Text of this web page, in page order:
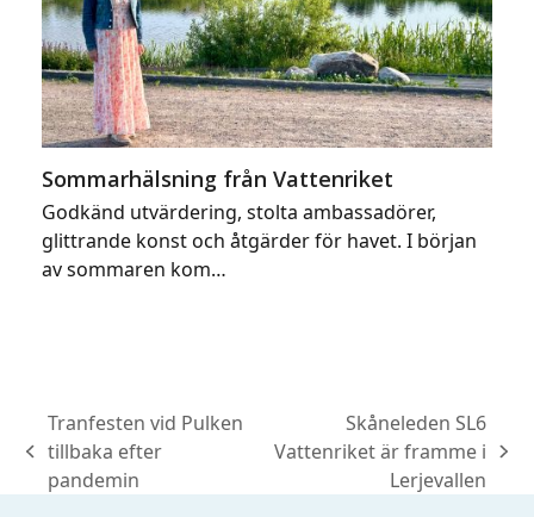
Sommarhälsning från Vattenriket
Godkänd utvärdering, stolta ambassadörer,
glittrande konst och åtgärder för havet. I början
av sommaren kom…
previous
post:
Tranfesten vid Pulken
tillbaka efter
pandemin
next
Skåneleden SL6
Vattenriket är framme i
Lerjevallen